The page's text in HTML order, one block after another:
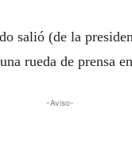
salió (de la
rueda de prensa
-Aviso-